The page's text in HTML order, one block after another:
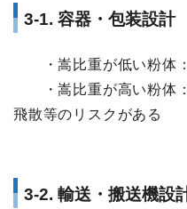
3-1. 容器・包装設計
・嵩比重が低い粉体：
・嵩比重が高い粉体：
飛散等のリスクがある
3-2. 輸送・搬送機設